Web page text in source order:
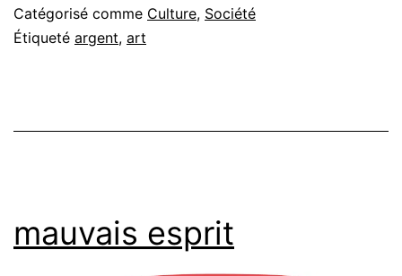
Catégorisé comme Culture, Société
Étiqueté argent, art
mauvais esprit